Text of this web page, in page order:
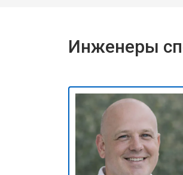
Инженеры